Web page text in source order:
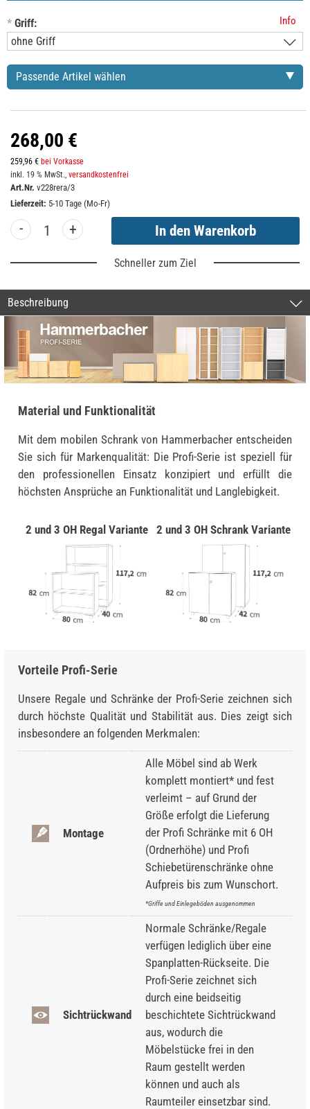
* Griff: Info
Passende Artikel wählen
268,00 €
259,96 € bei Vorkasse
inkl. 19 % MwSt., versandkostenfrei
Art.Nr. v228rera/3
Lieferzeit: 5-10 Tage (Mo-Fr)
- +
Schneller zum Ziel
Beschreibung
Material und Funktionalität
Mit dem mobilen Schrank von Hammerbacher entscheiden
Sie sich für Markenqualität: Die Profi-Serie ist speziell für
den professionellen Einsatz konzipiert und erfüllt die
höchsten Ansprüche an Funktionalität und Langlebigkeit.
2 und 3 OH Regal Variante 2 und 3 OH Schrank Variante
Vorteile Profi-Serie
Unsere Regale und Schränke der Profi-Serie zeichnen sich
durch höchste Qualität und Stabilität aus. Dies zeigt sich
insbesondere an folgenden Merkmalen:
Montage
Alle Möbel sind ab Werk
komplett montiert* und fest
verleimt – auf Grund der
Größe erfolgt die Lieferung
der Profi Schränke mit 6 OH
(Ordnerhöhe) und Profi
Schiebetürenschränke ohne
Aufpreis bis zum Wunschort.
*Griffe und Einlegeböden ausgenommen
Sichtrückwand
Normale Schränke/Regale
verfügen lediglich über eine
Spanplatten-Rückseite. Die
Profi-Serie zeichnet sich
durch eine beidseitig
beschichtete Sichtrückwand
aus, wodurch die
Möbelstücke frei in den
Raum gestellt werden
können und auch als
Raumteiler einsetzbar sind.